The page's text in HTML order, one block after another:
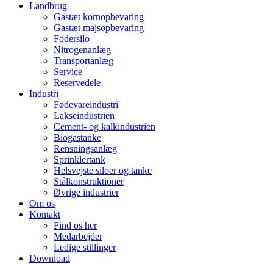
Landbrug
Gastæt kornopbevaring
Gastæt majsopbevaring
Fodersilo
Nitrogenanlæg
Transportanlæg
Service
Reservedele
Industri
Fødevareindustri
Lakseindustrien
Cement- og kalkindustrien
Biogastanke
Rensningsanlæg
Sprinklertank
Helsvejste siloer og tanke
Stålkonstruktioner
Øvrige industrier
Om os
Kontakt
Find os her
Medarbejder
Ledige stillinger
Download